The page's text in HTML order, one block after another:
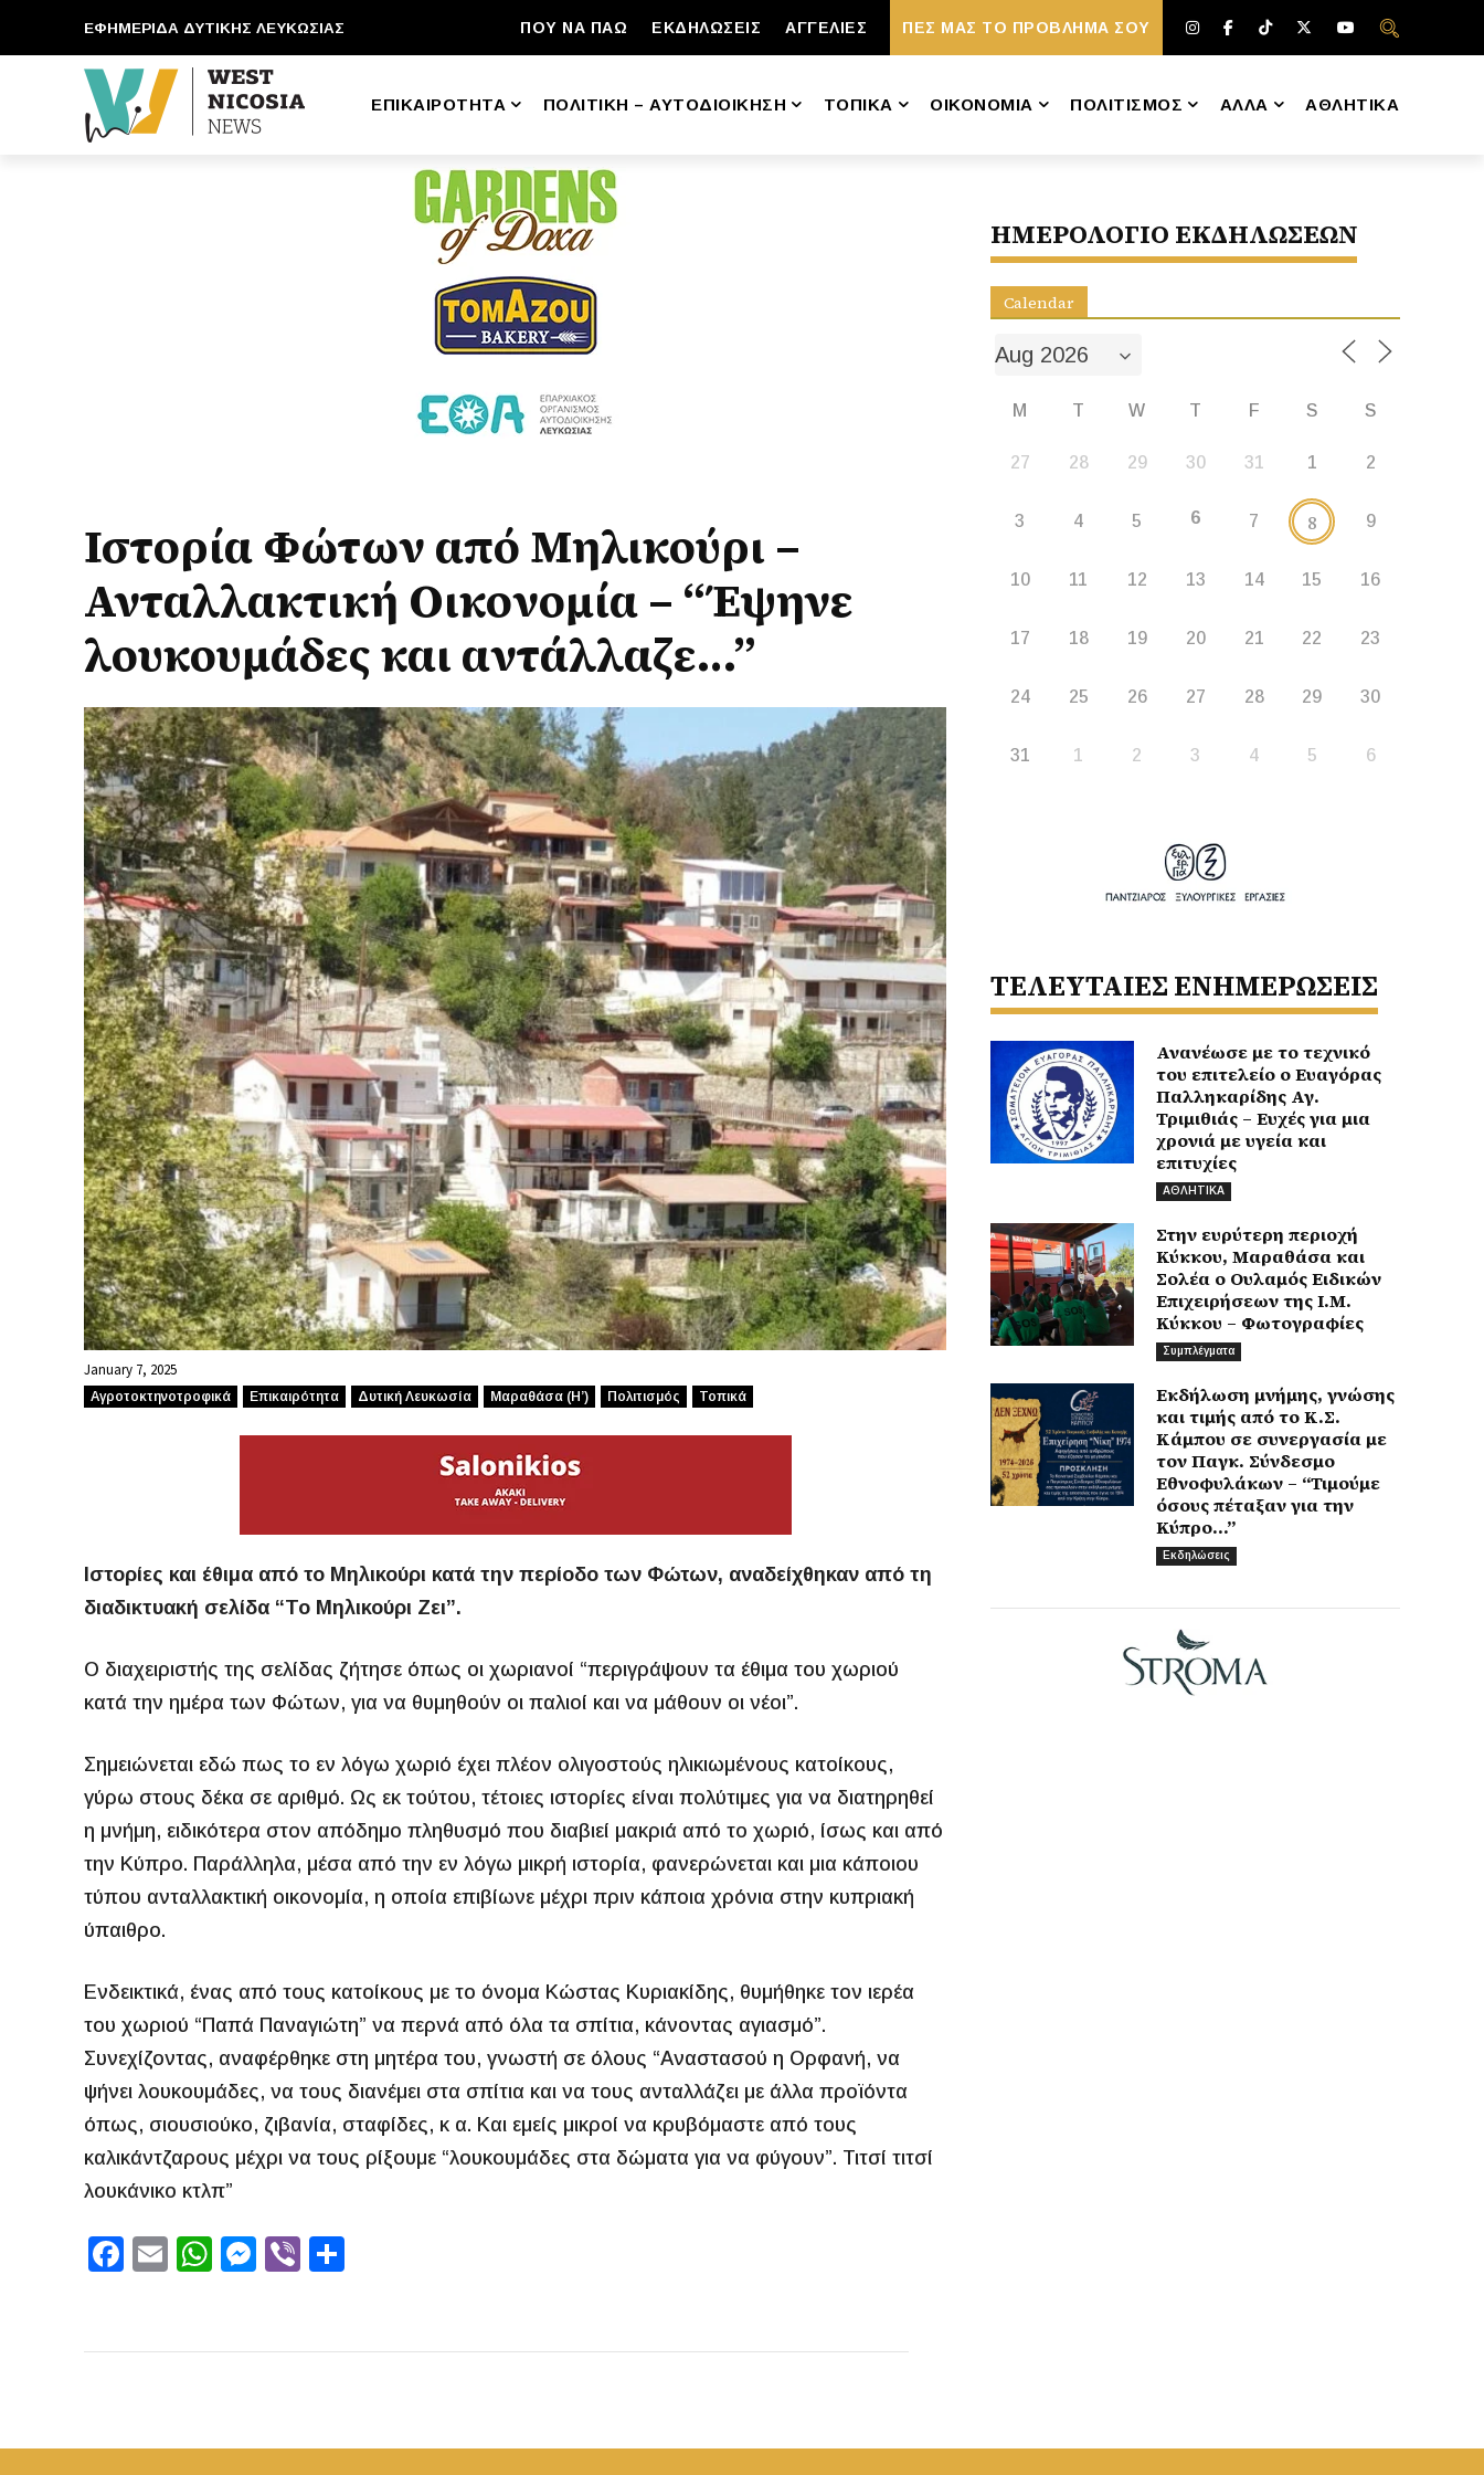
ΕΦΗΜΕΡΙΔΑ ΔΥΤΙΚΗΣ ΛΕΥΚΩΣΙΑΣ ΠΟΥ ΝΑ ΠΑΩ ΕΚΔΗΛΩΣΕΙΣ ΑΓΓΕΛΙΕΣ ΠΕΣ ΜΑΣ ΤΟ ΠΡΟΒΛΗΜΑ ΣΟΥ
ΕΠΙΚΑΙΡΟΤΗΤΑ ΠΟΛΙΤΙΚΗ – ΑΥΤΟΔΙΟΙΚΗΣΗ ΤΟΠΙΚΑ ΟΙΚΟΝΟΜΙΑ ΠΟΛΙΤΙΣΜΟΣ ΑΛΛΑ ΑΘΛΗΤΙΚΑ
Ιστορία Φώτων από Μηλικούρι –
Ανταλλακτική Οικονομία – “Έψηνε
λουκουμάδες και αντάλλαζε…”
January 7, 2025
Αγροτοκτηνοτροφικά Επικαιρότητα Δυτική Λευκωσία Μαραθάσα (Η’) Πολιτισμός Τοπικά
Ιστορίες και έθιμα από το Μηλικούρι κατά την περίοδο των Φώτων, αναδείχθηκαν από τη
διαδικτυακή σελίδα “Το Μηλικούρι Ζει”.
Ο διαχειριστής της σελίδας ζήτησε όπως οι χωριανοί “περιγράψουν τα έθιμα του χωριού
κατά την ημέρα των Φώτων, για να θυμηθούν οι παλιοί και να μάθουν οι νέοι”.
Σημειώνεται εδώ πως το εν λόγω χωριό έχει πλέον ολιγοστούς ηλικιωμένους κατοίκους,
γύρω στους δέκα σε αριθμό. Ως εκ τούτου, τέτοιες ιστορίες είναι πολύτιμες για να διατηρηθεί
η μνήμη, ειδικότερα στον απόδημο πληθυσμό που διαβιεί μακριά από το χωριό, ίσως και από
την Κύπρο. Παράλληλα, μέσα από την εν λόγω μικρή ιστορία, φανερώνεται και μια κάποιου
τύπου ανταλλακτική οικονομία, η οποία επιβίωνε μέχρι πριν κάποια χρόνια στην κυπριακή
ύπαιθρο.
Ενδεικτικά, ένας από τους κατοίκους με το όνομα Κώστας Κυριακίδης, θυμήθηκε τον ιερέα
του χωριού “Παπά Παναγιώτη” να περνά από όλα τα σπίτια, κάνοντας αγιασμό”.
Συνεχίζοντας, αναφέρθηκε στη μητέρα του, γνωστή σε όλους “Αναστασού η Ορφανή, να
ψήνει λουκουμάδες, να τους διανέμει στα σπίτια και να τους ανταλλάζει με άλλα προϊόντα
όπως, σιουσιούκο, ζιβανία, σταφίδες, κ α. Και εμείς μικροί να κρυβόμαστε από τους
καλικάντζαρους μέχρι να τους ρίξουμε “λουκουμάδες στα δώματα για να φύγουν”. Τιτσί τιτσί
λουκάνικο κτλπ”
F
e
E
l
W
s
M
s
Vi
e
ΗΜΕΡΟΛΟΓΙΟ ΕΚΔΗΛΩΣΕΩΝ
Calendar
M T W T F S S
27 28 29 30 31 1 2
3 4 5 6 7 8 9
10 11 12 13 14 15 16
17 18 19 20 21 22 23
24 25 26 27 28 29 30
31 1 2 3 4 5 6
ΤΕΛΕΥΤΑΙΕΣ ΕΝΗΜΕΡΩΣΕΙΣ
Ανανέωσε με το τεχνικό
του επιτελείο ο Ευαγόρας
Παλληκαρίδης Αγ.
Τριμιθιάς – Ευχές για μια
χρονιά με υγεία και
επιτυχίες
ΑΘΛΗΤΙΚΑ
Στην ευρύτερη περιοχή
Κύκκου, Μαραθάσα και
Σολέα ο Ουλαμός Ειδικών
Επιχειρήσεων της Ι.Μ.
Κύκκου – Φωτογραφίες
Συμπλέγματα
Εκδήλωση μνήμης, γνώσης
και τιμής από το Κ.Σ.
Κάμπου σε συνεργασία με
τον Παγκ. Σύνδεσμο
Εθνοφυλάκων – “Τιμούμε
όσους πέταξαν για την
Κύπρο…”
Εκδηλώσεις